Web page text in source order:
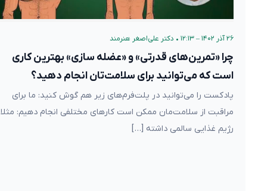
۲۶ آذر ۱۴۰۲ – ۱۲:۱۳ • دکتر علی‌اصغر هنرمند
چرا «تمرین‌های قدرتی» و «عضله سازی» بهترین کاری
است که می‌توانید برای سلامت‌تان انجام دهید؟
پادکست را می‌توانید در پلت‌فرم‌های زیر هم گوش کنید: ما برای
مراقبت از سلامت‌مان ممکن است کارهای مختلفی انجام دهیم: مثلا
رژیم غذایی سالمی داشته […]